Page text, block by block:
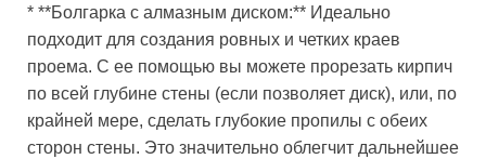
* **Болгарка с алмазным диском:** Идеально
подходит для создания ровных и четких краев
проема. С ее помощью вы можете прорезать кирпич
по всей глубине стены (если позволяет диск), или, по
крайней мере, сделать глубокие пропилы с обеих
сторон стены. Это значительно облегчит дальнейшее